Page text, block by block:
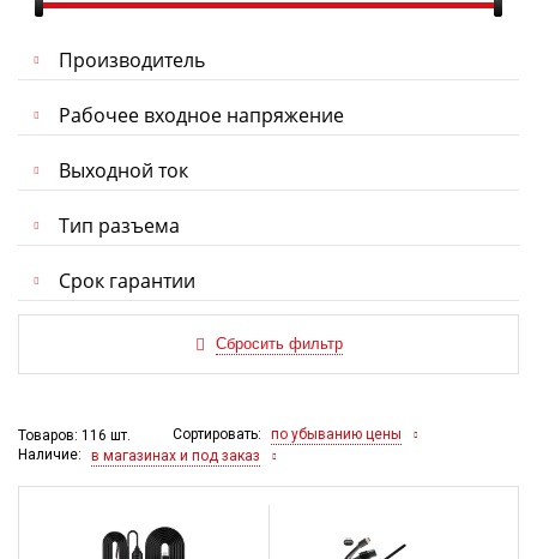
Производитель
Рабочее входное напряжение
Выходной ток
Тип разъема
Срок гарантии
Товаров: 116 шт. Сортировать:
по убыванию цены
Наличие:
в магазинах и под заказ